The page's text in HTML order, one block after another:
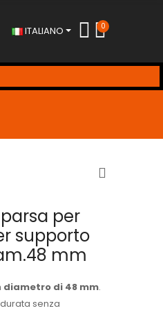
ITALIANO 0
per
supporto
mm
diametro di 48 mm.
senza